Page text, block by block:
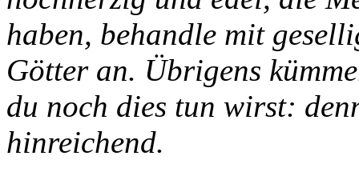
haben, behandle mit
Götter an. Übrigens
du noch dies tun wirst:
hinreichend.